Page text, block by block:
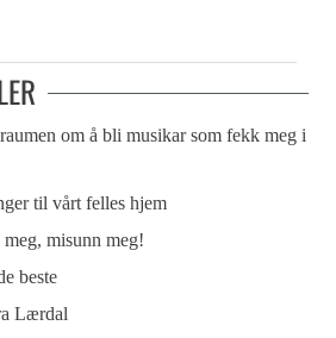
om å bli musikar som fekk meg i
til vårt felles hjem
misunn meg!
beste
Lærdal